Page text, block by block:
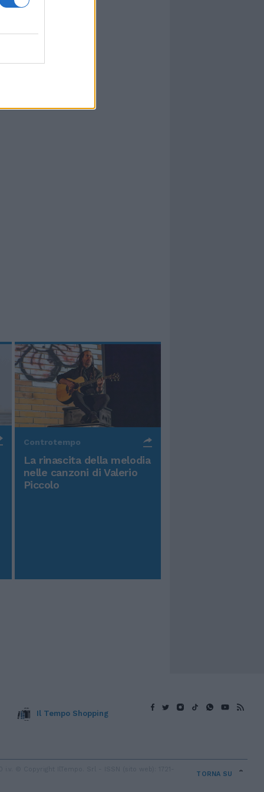
Controtempo
La rinascita della melodia
nelle canzoni di Valerio
Piccolo
Il Tempo Shopping
TORNA SU